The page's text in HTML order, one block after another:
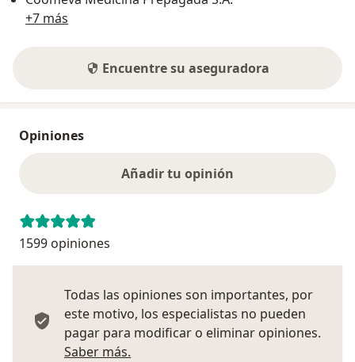
+7 más
Encuentre su aseguradora
Opiniones
Añadir tu opinión
1599 opiniones
Todas las opiniones son importantes, por
este motivo, los especialistas no pueden
pagar para modificar o eliminar opiniones.
Saber más.